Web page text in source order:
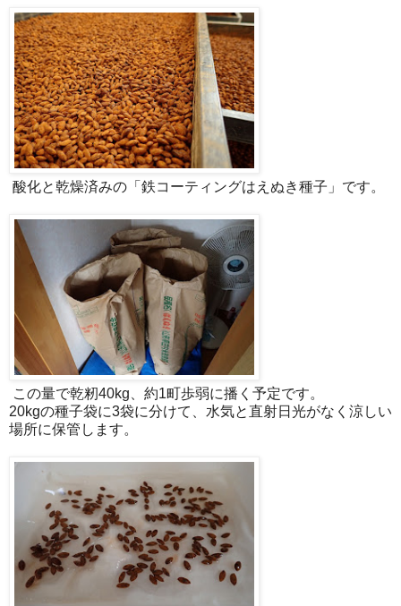
酸化と乾燥済みの「鉄コーティングはえぬき種子」です。
この量で乾籾40kg、約1町歩弱に播く予定です。
20kgの種子袋に3袋に分けて、水気と直射日光がなく涼しい
場所に保管します。